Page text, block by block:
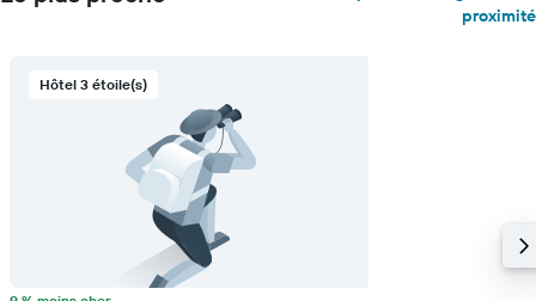
proximité
Hôtel 3 étoile(s)